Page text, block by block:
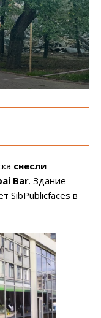
снесли
Bar. Здание
SibPublicfaces в